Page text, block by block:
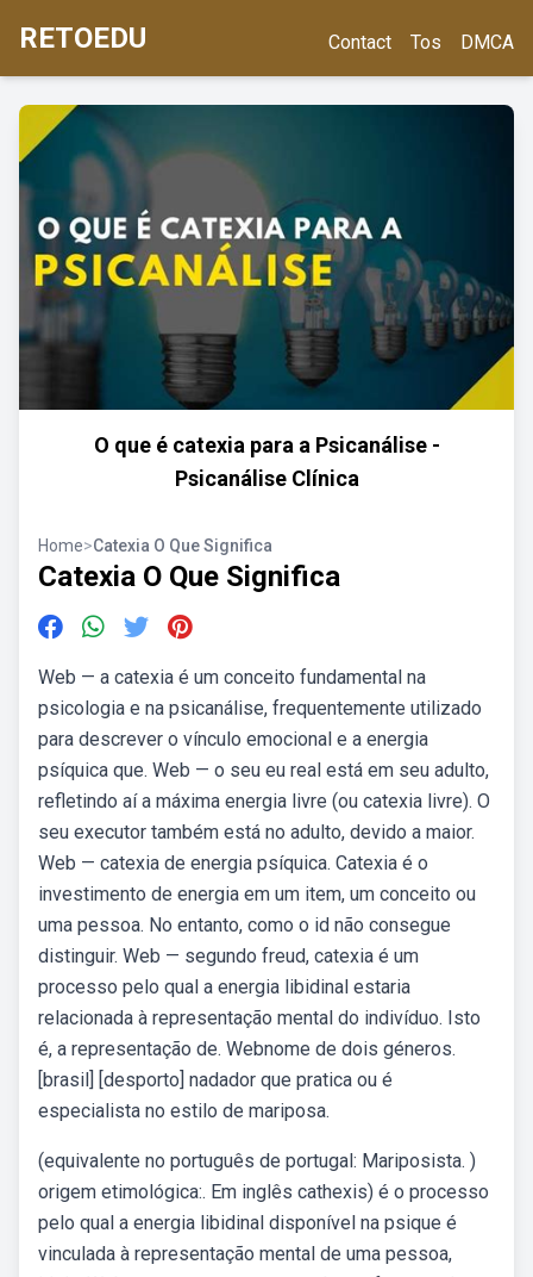
RETOEDU Contact Tos DMCA
O que é catexia para a Psicanálise -
Psicanálise Clínica
Home>Catexia O Que Significa
Catexia O Que Significa
Web — a catexia é um conceito fundamental na
psicologia e na psicanálise, frequentemente utilizado
para descrever o vínculo emocional e a energia
psíquica que. Web — o seu eu real está em seu adulto,
refletindo aí a máxima energia livre (ou catexia livre). O
seu executor também está no adulto, devido a maior.
Web — catexia de energia psíquica. Catexia é o
investimento de energia em um item, um conceito ou
uma pessoa. No entanto, como o id não consegue
distinguir. Web — segundo freud, catexia é um
processo pelo qual a energia libidinal estaria
relacionada à representação mental do indivíduo. Isto
é, a representação de. Webnome de dois géneros.
[brasil] [desporto] nadador que pratica ou é
especialista no estilo de mariposa.
(equivalente no português de portugal: Mariposista. )
origem etimológica:. Em inglês cathexis) é o processo
pelo qual a energia libidinal disponível na psique é
vinculada à representação mental de uma pessoa,